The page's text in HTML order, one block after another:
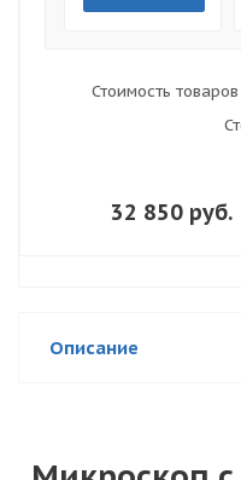
Стоимость
32 850 руб.
Описание